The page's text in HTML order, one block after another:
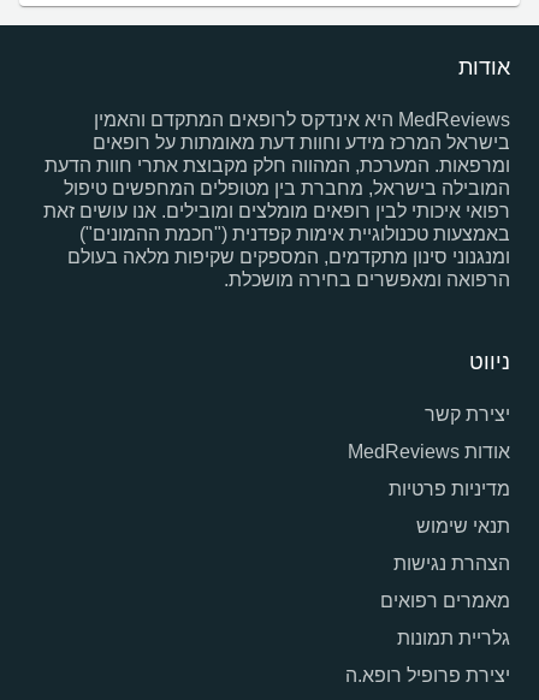
אודות
MedReviews היא אינדקס לרופאים המתקדם והאמין
בישראל המרכז מידע וחוות דעת מאומתות על רופאים
ומרפאות. המערכת, המהווה חלק מקבוצת אתרי חוות הדעת
המובילה בישראל, מחברת בין מטופלים המחפשים טיפול
רפואי איכותי לבין רופאים מומלצים ומובילים. אנו עושים זאת
באמצעות טכנולוגיית אימות קפדנית ("חכמת ההמונים")
ומנגנוני סינון מתקדמים, המספקים שקיפות מלאה בעולם
הרפואה ומאפשרים בחירה מושכלת.
ניווט
יצירת קשר
אודות MedReviews
מדיניות פרטיות
תנאי שימוש
הצהרת נגישות
מאמרים רפואים
גלריית תמונות
יצירת פרופיל רופא.ה